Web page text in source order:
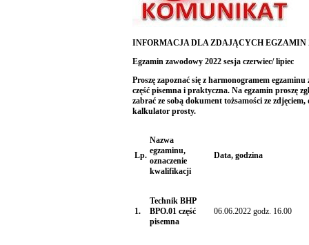
INFORMACJA DLA ZDAJĄCYCH EGZAMIN
Egzamin zawodowy 2022 sesja czerwiec/ lipiec
Proszę zapoznać się z harmonogramem
część pisemna i praktyczna. Na egzamin proszę
zabrać ze sobą dokument tożsamości ze
kalkulator prosty.
Lp.
Nazwa
egzaminu,
oznaczenie
kwalifikacji
Data, godzina
1.
Technik BHP
BPO.01 część
pisemna
06.06.2022 godz. 16.00